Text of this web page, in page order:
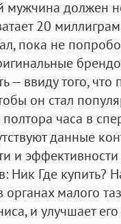
мужчина должен
20
пока не
— ввиду того, что
он стал
часа в
данные
и
Ник Где купить?
малого
и улучшает